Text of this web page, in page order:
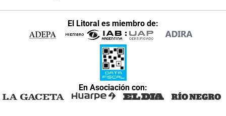
El Litoral es miembro de:
En Asociación con: